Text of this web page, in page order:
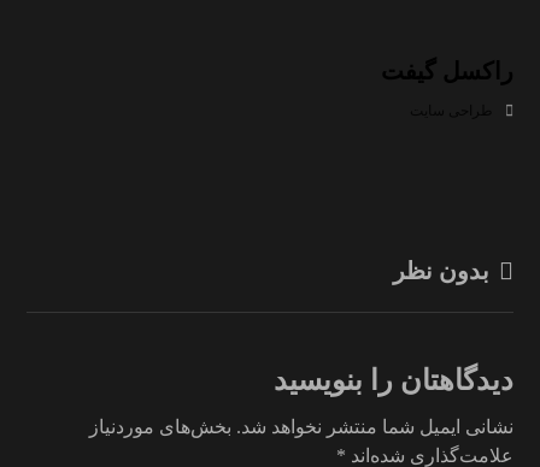
راکسل گیفت
بدون نظر
دیدگاهتان را بنویسید
نشانی ایمیل شما منتشر نخواهد شد. بخش‌های موردنیاز
علامت‌گذاری شده‌اند *